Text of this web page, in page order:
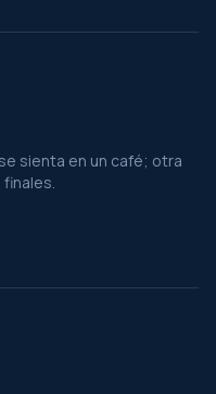
sienta en un café; otra